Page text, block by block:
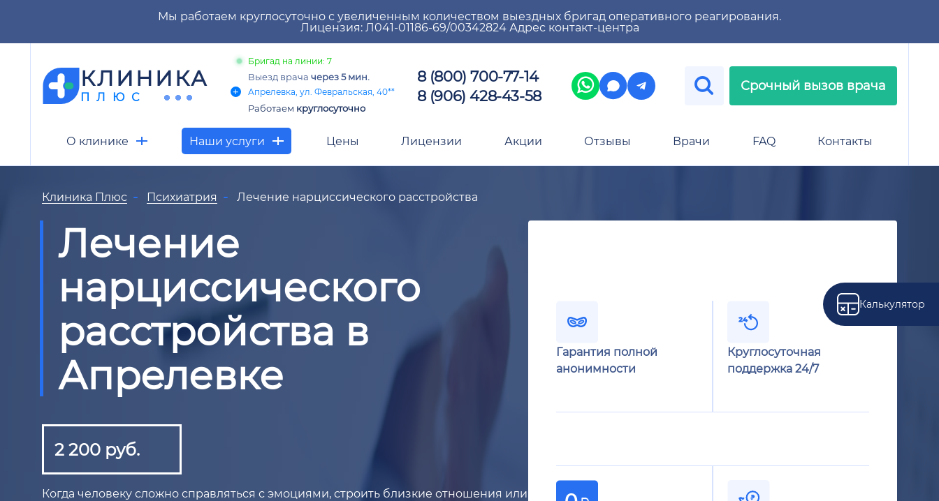
Мы работаем круглосуточно с увеличенным количеством выездных бригад оперативного реагирования.
Лицензия: Л041-01186-69/00342824 Адрес контакт-центра
КЛИНИКА
ПЛЮС
Бригад на линии: 7
Выезд врача через 5 мин.
Апрелевка, ул. Февральская, 40**
Работаем круглосуточно
8 (800) 700-77-14
8 (906) 428-43-58
Срочный вызов врача
О клинике Наши услуги Цены Лицензии Акции Отзывы Врачи FAQ Контакты
Калькулятор
Клиника Плюс Психиатрия Лечение нарциссического расстройства
Лечение
нарциссического
расстройства в
Апрелевке
2 200 руб.
Когда человеку сложно справляться с эмоциями, строить близкие отношения или
Гарантия полной
анонимности
Круглосуточная
поддержка 24/7